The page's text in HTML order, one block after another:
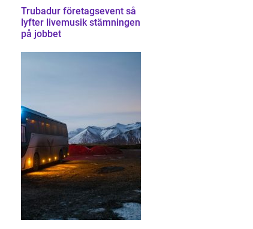
Trubadur företagsevent så
lyfter livemusik stämningen
på jobbet